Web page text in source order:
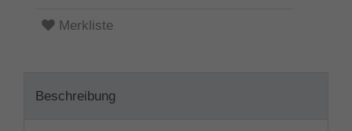
Merkliste
Beschreibung